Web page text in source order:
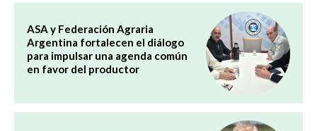
ASA y Federación Agraria
Argentina fortalecen el diálogo
para impulsar una agenda común
en favor del productor